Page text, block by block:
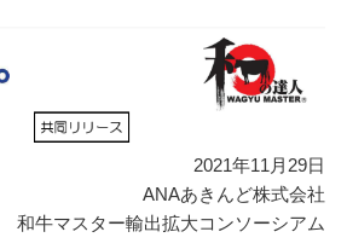
2021年11月29日
ANAあきんど株式会社
和牛マスター輸出拡大コンソーシアム